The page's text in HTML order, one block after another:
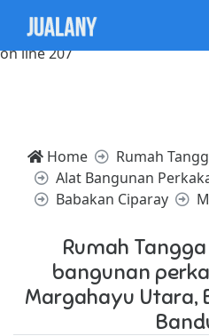
Notice: Trying to access
/home/websiteden/
on line 207
Home
Rumah
Alat Bangunan
Babakan Ciparay
Rumah
bangunan
Margahayu Utara,